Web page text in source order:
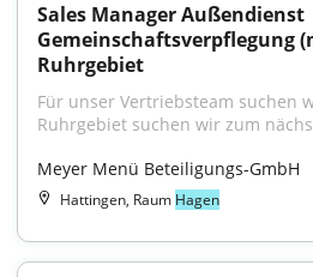
Sales Manager Außendienst
Gemeinschaftsverpflegung
Ruhrgebiet
Für unser Vertriebsteam suchen
Ruhrgebiet suchen wir zum
Meyer Menü Beteiligungs-GmbH
Hattingen, Raum Hagen